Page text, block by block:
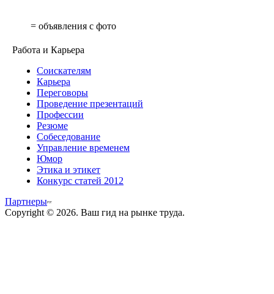
= объявления с фото
Работа и Карьера
Соискателям
Карьера
Переговоры
Проведение презентаций
Профессии
Резюме
Собеседование
Управление временем
Юмор
Этика и этикет
Конкурс статей 2012
Партнеры
Copyright © 2026. Ваш гид на рынке труда.